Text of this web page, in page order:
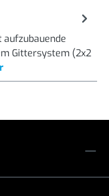
Gittersystem (2x2